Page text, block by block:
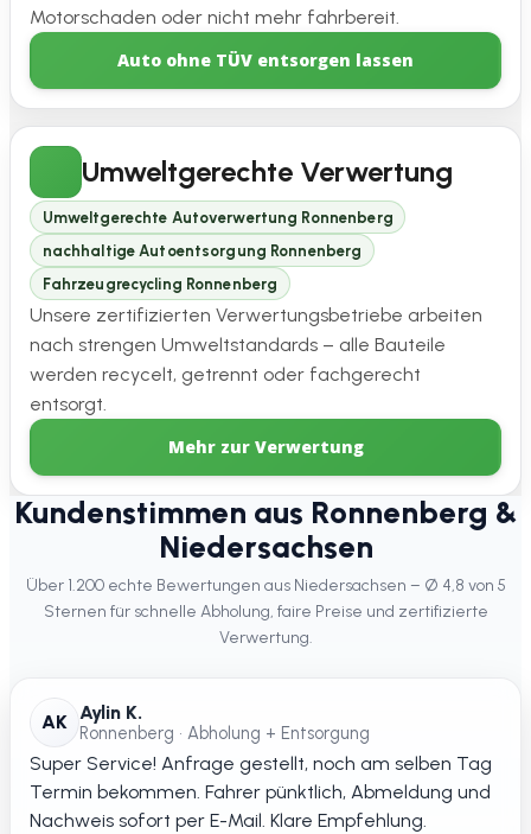
Motorschaden oder nicht mehr fahrbereit.
Auto ohne TÜV entsorgen lassen
Umweltgerechte Verwertung
Umweltgerechte Autoverwertung Ronnenberg
nachhaltige Autoentsorgung Ronnenberg
Fahrzeugrecycling Ronnenberg
Unsere zertifizierten Verwertungsbetriebe arbeiten
nach strengen Umweltstandards – alle Bauteile
werden recycelt, getrennt oder fachgerecht
entsorgt.
Mehr zur Verwertung
Kundenstimmen aus Ronnenberg &
Niedersachsen
Über 1.200 echte Bewertungen aus Niedersachsen – Ø 4,8 von 5
Sternen für schnelle Abholung, faire Preise und zertifizierte
Verwertung.
AK Aylin K.
Ronnenberg • Abholung + Entsorgung
Super Service! Anfrage gestellt, noch am selben Tag
Termin bekommen. Fahrer pünktlich, Abmeldung und
Nachweis sofort per E-Mail. Klare Empfehlung.